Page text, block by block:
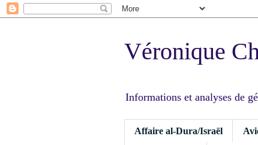
Véronique
Informations et analyses de
Affaire al-Dura/Israël